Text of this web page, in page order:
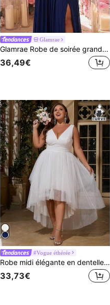
Glamrae
Glamrae Robe de soirée grande taille élégante bleu royal foncé en maille, asymétrique à une épaule, froncée, amincissante, jupe trapèze avec fente haute, convenant pour les mariages, les demoiselles d'honneur, toutes les occasions formelles, robe de soirée lourdement ornée
36,49€
#Vogue éthérée
Robe midi élégante en dentelle & maille coupe A pour femmes automne
33,73€